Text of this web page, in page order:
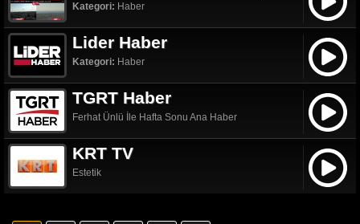
Kategori: Haber
Lider Haber
Kategori: Haber
TGRT Haber
Ferhat Ünlü İle Hafta Sonu Ana Haber
KRT TV
Estetik